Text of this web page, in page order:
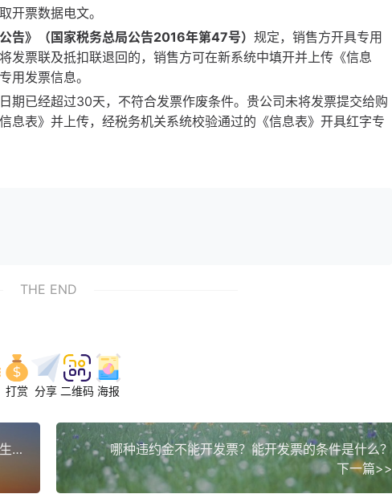
开票数据电文。
告》（国家税务总局公告2016年第47号） 规定，销售方开具专用
发票联及抵扣联退回的，销售方可在新系统中填开并上传《信息
用发票信息。
期已经超过30天，不符合发票作废条件。贵公司未将发票提交给购
息表》并上传，经税务机关系统校验通过的《信息表》开具红字专
THE END
打赏 分享 二维码 海报
纳税人跨地区提供建筑服务，是否需要在建筑服务发生地预缴城市维护建设税？
哪种违约金不能开发票？能开发票的条件是什么？
下一篇>>